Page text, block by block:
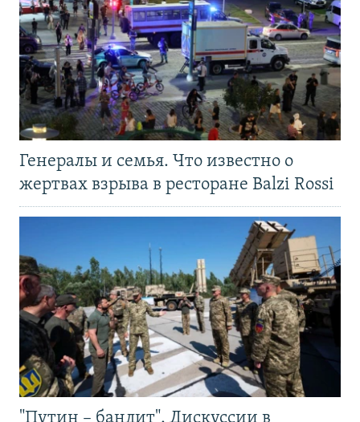
Генералы и семья. Что известно о
жертвах взрыва в ресторане Balzi Rossi